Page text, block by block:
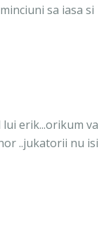
sa iasa si
erik...orikum va
..jukatorii nu isi